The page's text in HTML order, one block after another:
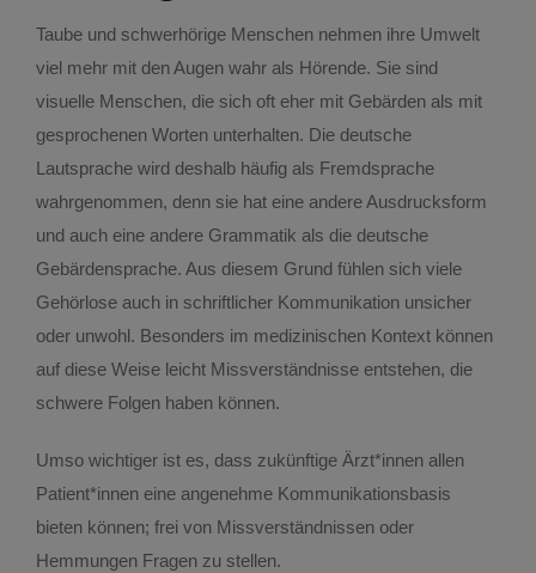
Taube und schwerhörige Menschen nehmen ihre Umwelt
viel mehr mit den Augen wahr als Hörende. Sie sind
visuelle Menschen, die sich oft eher mit Gebärden als mit
gesprochenen Worten unterhalten. Die deutsche
Lautsprache wird deshalb häufig als Fremdsprache
wahrgenommen, denn sie hat eine andere Ausdrucksform
und auch eine andere Grammatik als die deutsche
Gebärdensprache. Aus diesem Grund fühlen sich viele
Gehörlose auch in schriftlicher Kommunikation unsicher
oder unwohl. Besonders im medizinischen Kontext können
auf diese Weise leicht Missverständnisse entstehen, die
schwere Folgen haben können.
Umso wichtiger ist es, dass zukünftige Ärzt*innen allen
Patient*innen eine angenehme Kommunikationsbasis
bieten können; frei von Missverständnissen oder
Hemmungen Fragen zu stellen.